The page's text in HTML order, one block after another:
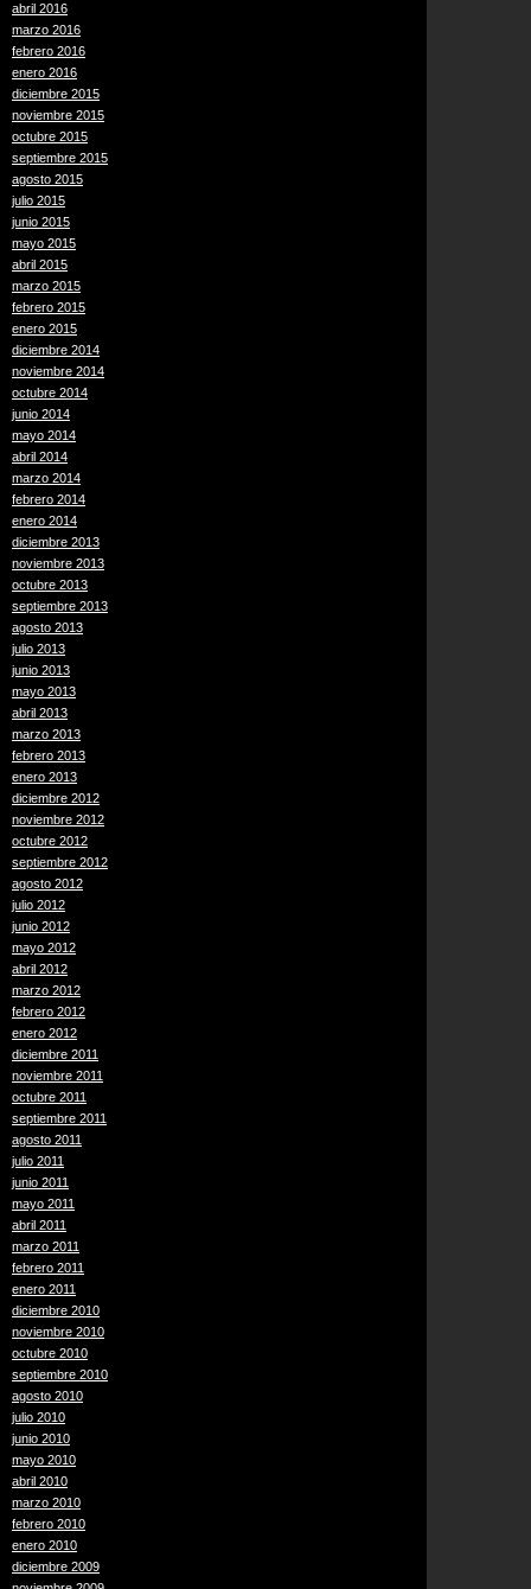
abril 2016
marzo 2016
febrero 2016
enero 2016
diciembre 2015
noviembre 2015
octubre 2015
septiembre 2015
agosto 2015
julio 2015
junio 2015
mayo 2015
abril 2015
marzo 2015
febrero 2015
enero 2015
diciembre 2014
noviembre 2014
octubre 2014
junio 2014
mayo 2014
abril 2014
marzo 2014
febrero 2014
enero 2014
diciembre 2013
noviembre 2013
octubre 2013
septiembre 2013
agosto 2013
julio 2013
junio 2013
mayo 2013
abril 2013
marzo 2013
febrero 2013
enero 2013
diciembre 2012
noviembre 2012
octubre 2012
septiembre 2012
agosto 2012
julio 2012
junio 2012
mayo 2012
abril 2012
marzo 2012
febrero 2012
enero 2012
diciembre 2011
noviembre 2011
octubre 2011
septiembre 2011
agosto 2011
julio 2011
junio 2011
mayo 2011
abril 2011
marzo 2011
febrero 2011
enero 2011
diciembre 2010
noviembre 2010
octubre 2010
septiembre 2010
agosto 2010
julio 2010
junio 2010
mayo 2010
abril 2010
marzo 2010
febrero 2010
enero 2010
diciembre 2009